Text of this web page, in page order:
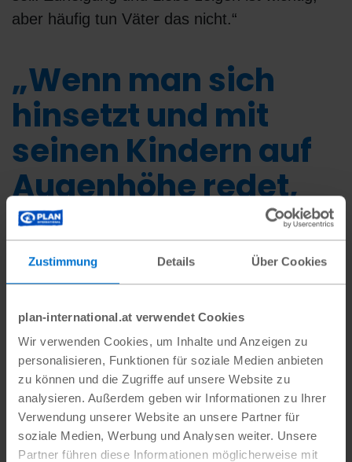
Zustimmung Details Über Cookies
plan-international.at verwendet Cookies
Wir verwenden Cookies, um Inhalte und Anzeigen zu
personalisieren, Funktionen für soziale Medien anbieten
zu können und die Zugriffe auf unsere Website zu
analysieren. Außerdem geben wir Informationen zu Ihrer
Verwendung unserer Website an unsere Partner für
soziale Medien, Werbung und Analysen weiter. Unsere
Partner führen diese Informationen möglicherweise mit
aber häufig tun Väter das nicht.“
„Wenn man sich
hinsetzt und mit
seinen Kindern auf
Augenhöhe redet,
kann man viel
erreichen. Das
kostet Zeit, aber die
ist gut investiert,
weil man sie mit
seinen Kindern
teilt.“